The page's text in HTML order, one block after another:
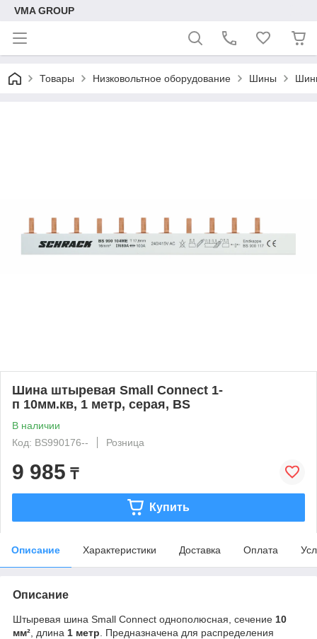
VMA GROUP
Товары Низковольтное оборудование Шины
Шина штыревая Small Connect 1-
п 10мм.кв, 1 метр, серая, BS
В наличии
Код: BS990176--
Розница
9 985 ₸
Купить
Описание Характеристики Доставка Оплата
Описание
Штыревая шина Small Connect однополюсная, сечение 10
мм² , длина 1 метр . Предназначена для распределения